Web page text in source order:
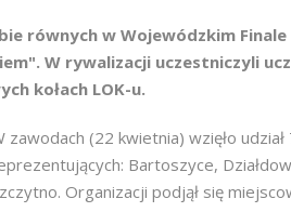
równych w Wojewódzkim
W rywalizacji uczestniczyli
kołach LOK-u.
zawodach (22 kwietnia) wzięło
Bartoszyce,
Organizacji podjął się